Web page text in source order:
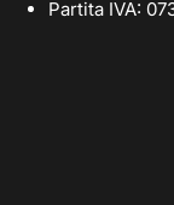
Partita IVA: